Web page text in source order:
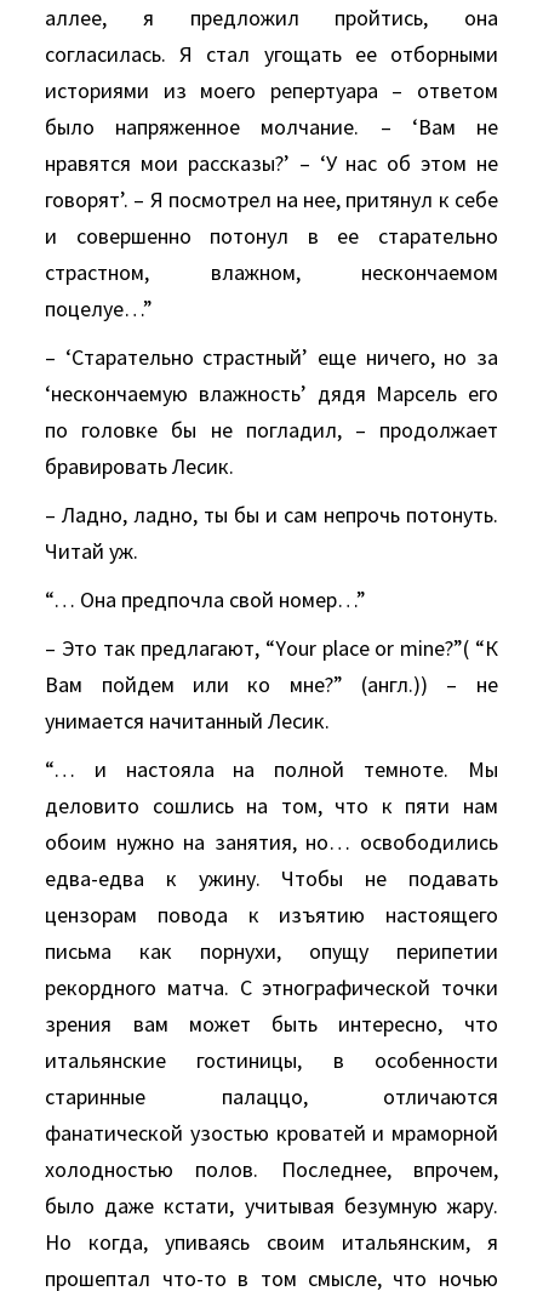
аллее, я предложил пройтись, она
согласилась. Я стал угощать ее отборными
историями из моего репертуара – ответом
было напряженное молчание. – ‘Вам не
нравятся мои рассказы?’ – ‘У нас об этом не
говорят’. – Я посмотрел на нее, притянул к себе
и совершенно потонул в ее старательно
страстном, влажном, нескончаемом
поцелуе…”
– ‘Старательно страстный’ еще ничего, но за
‘нескончаемую влажность’ дядя Марсель его
по головке бы не погладил, – продолжает
бравировать Лесик.
– Ладно, ладно, ты бы и сам непрочь потонуть.
Читай уж.
“… Она предпочла свой номер…”
– Это так предлагают, “Yоur plасе оr minе?”( “К
Вам пойдем или ко мне?” (англ.)) – не
унимается начитанный Лесик.
“… и настояла на полной темноте. Мы
деловито сошлись на том, что к пяти нам
обоим нужно на занятия, но… освободились
едва-едва к ужину. Чтобы не подавать
цензорам повода к изъятию настоящего
письма как порнухи, опущу перипетии
рекордного матча. С этнографической точки
зрения вам может быть интересно, что
итальянские гостиницы, в особенности
старинные палаццо, отличаются
фанатической узостью кроватей и мраморной
холодностью полов. Последнее, впрочем,
было даже кстати, учитывая безумную жару.
Hо когда, упиваясь своим итальянским, я
прошептал что-то в том смысле, что ночью